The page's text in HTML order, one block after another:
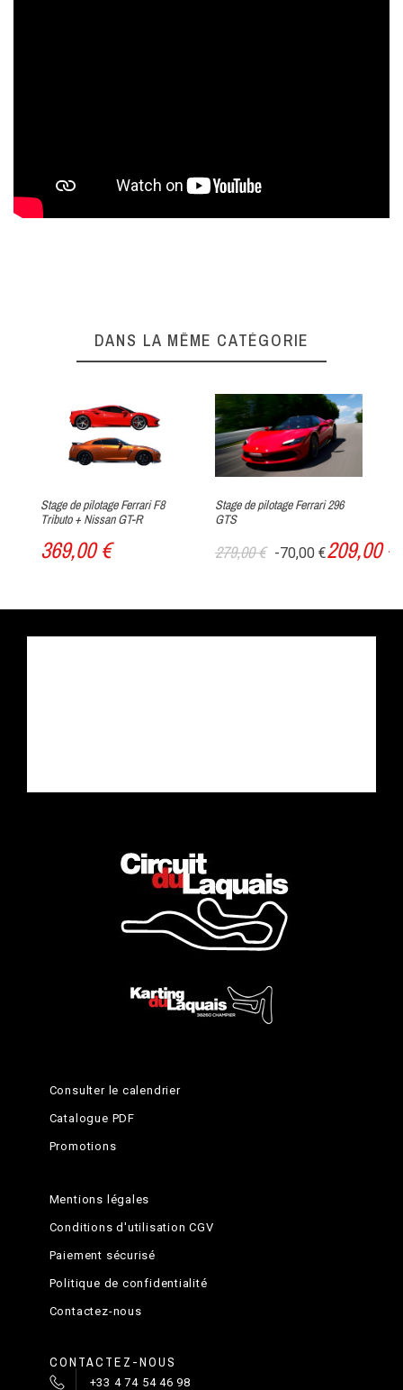
DANS LA MÊME CATÉGORIE
Stage de pilotage Ferrari F8
Tributo + Nissan GT-R
369,00 €
Stage de pilotage Ferrari 296
GTS
279,00 € -70,00 €209,00 €
Consulter le calendrier
Catalogue PDF
Promotions
Mentions légales
Conditions d'utilisation CGV
Paiement sécurisé
Politique de confidentialité
Contactez-nous
CONTACTEZ-NOUS
+33 4 74 54 46 98